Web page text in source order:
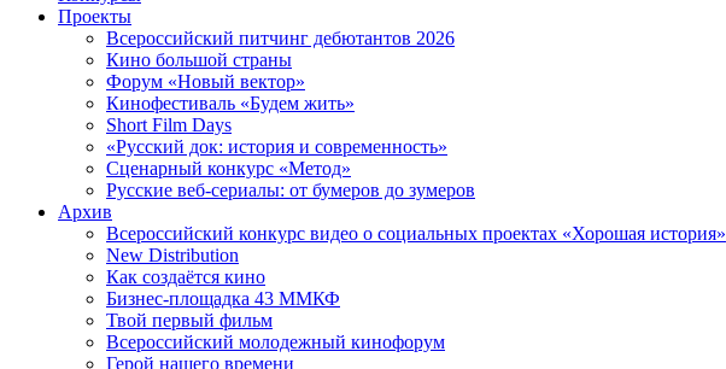
Проекты
Всероссийский питчинг дебютантов 2026
Кино большой страны
Форум «Новый вектор»
Кинофестиваль «Будем жить»
Short Film Days
«Русский док: история и современность»
Сценарный конкурс «Метод»
Русские веб-сериалы: от бумеров до зумеров
Архив
Всероссийский конкурс видео о социальных проектах «Хорошая история»
New Distribution
Как создаётся кино
Бизнес-площадка 43 ММКФ
Твой первый фильм
Всероссийский молодежный кинофорум
Герой нашего времени